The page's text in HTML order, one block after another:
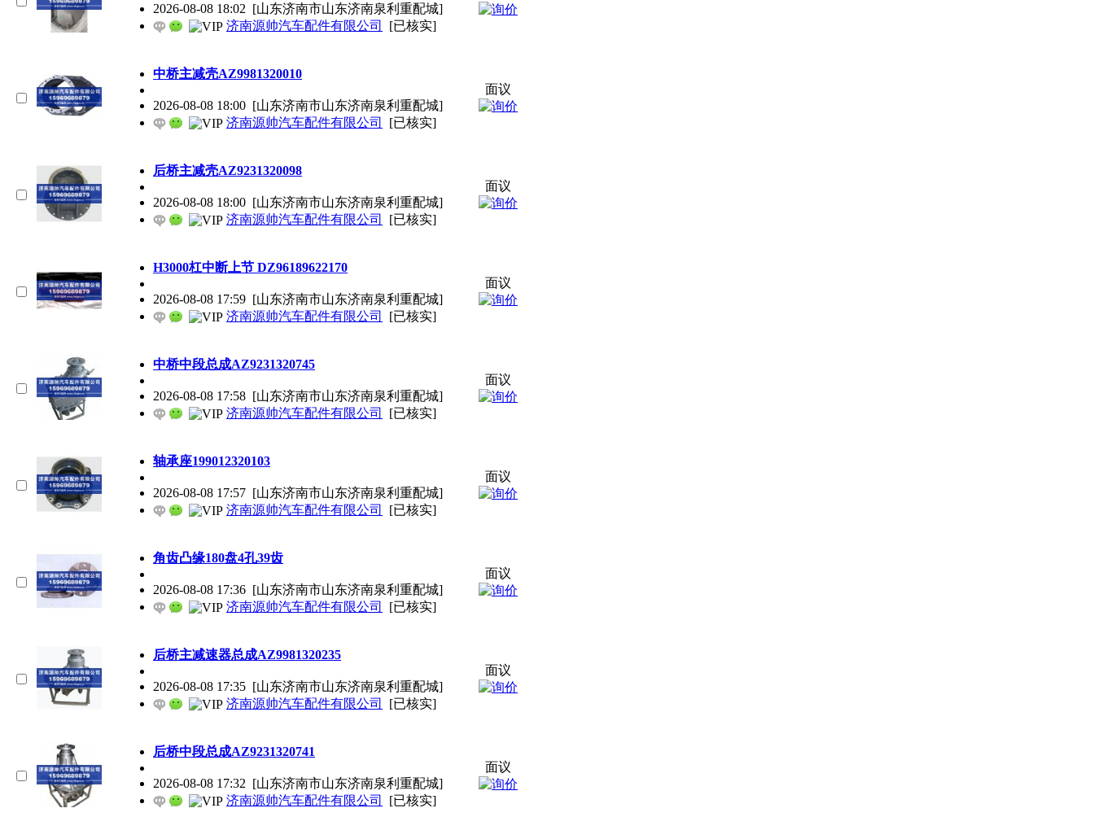
2026-08-08 18:02 [山东济南市山东济南泉利重配城]
济南源帅汽车配件有限公司
[已核实]
中桥主减壳AZ9981320010
2026-08-08 18:00 [山东济南市山东济南泉利重配城]
济南源帅汽车配件有限公司
[已核实]
面议
后桥主减壳AZ9231320098
2026-08-08 18:00 [山东济南市山东济南泉利重配城]
济南源帅汽车配件有限公司
[已核实]
面议
H3000杠中断上节 DZ96189622170
2026-08-08 17:59 [山东济南市山东济南泉利重配城]
济南源帅汽车配件有限公司
[已核实]
面议
中桥中段总成AZ9231320745
2026-08-08 17:58 [山东济南市山东济南泉利重配城]
济南源帅汽车配件有限公司
[已核实]
面议
轴承座199012320103
2026-08-08 17:57 [山东济南市山东济南泉利重配城]
济南源帅汽车配件有限公司
[已核实]
面议
角齿凸缘180盘4孔39齿
2026-08-08 17:36 [山东济南市山东济南泉利重配城]
济南源帅汽车配件有限公司
[已核实]
面议
后桥主减速器总成AZ9981320235
2026-08-08 17:35 [山东济南市山东济南泉利重配城]
济南源帅汽车配件有限公司
[已核实]
面议
后桥中段总成AZ9231320741
2026-08-08 17:32 [山东济南市山东济南泉利重配城]
济南源帅汽车配件有限公司
[已核实]
面议